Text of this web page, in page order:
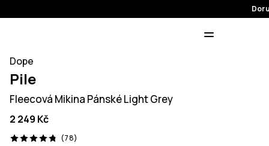
Dope
Pile
Fleecová Mikina Pánské Light Grey
2 249 Kč
(78)
78 recenze, 4.8/5